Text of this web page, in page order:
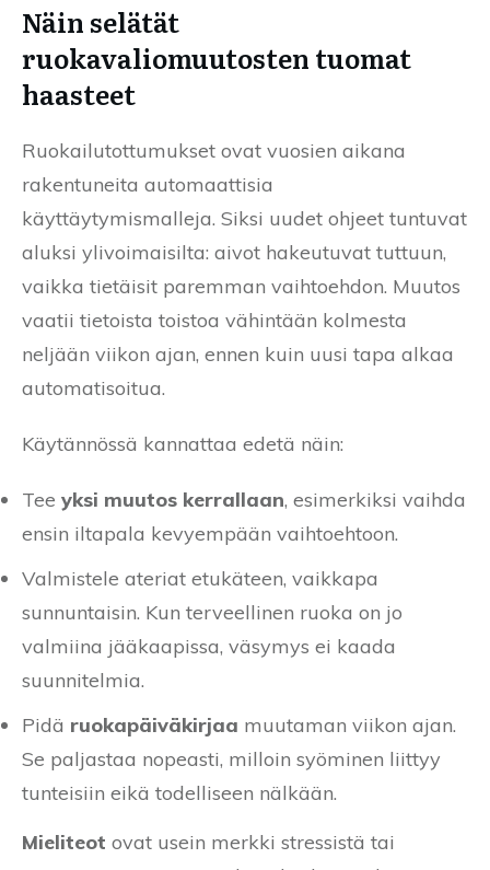
Näin selätät
ruokavaliomuutosten tuomat
haasteet
Ruokailutottumukset ovat vuosien aikana
rakentuneita automaattisia
käyttäytymismalleja. Siksi uudet ohjeet tuntuvat
aluksi ylivoimaisilta: aivot hakeutuvat tuttuun,
vaikka tietäisit paremman vaihtoehdon. Muutos
vaatii tietoista toistoa vähintään kolmesta
neljään viikon ajan, ennen kuin uusi tapa alkaa
automatisoitua.
Käytännössä kannattaa edetä näin:
Tee yksi muutos kerrallaan, esimerkiksi vaihda
ensin iltapala kevyempään vaihtoehtoon.
Valmistele ateriat etukäteen, vaikkapa
sunnuntaisin. Kun terveellinen ruoka on jo
valmiina jääkaapissa, väsymys ei kaada
suunnitelmia.
Pidä ruokapäiväkirjaa muutaman viikon ajan.
Se paljastaa nopeasti, milloin syöminen liittyy
tunteisiin eikä todelliseen nälkään.
Mieliteot ovat usein merkki stressistä tai